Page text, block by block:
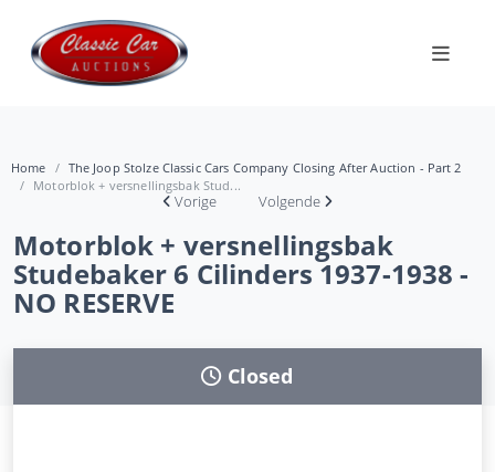
Home
The Joop Stolze Classic Cars Company Closing After Auction - Part 2
Motorblok + versnellingsbak Stud...
Vorige Volgende
Motorblok + versnellingsbak
Studebaker 6 Cilinders 1937-1938 -
NO RESERVE
Closed